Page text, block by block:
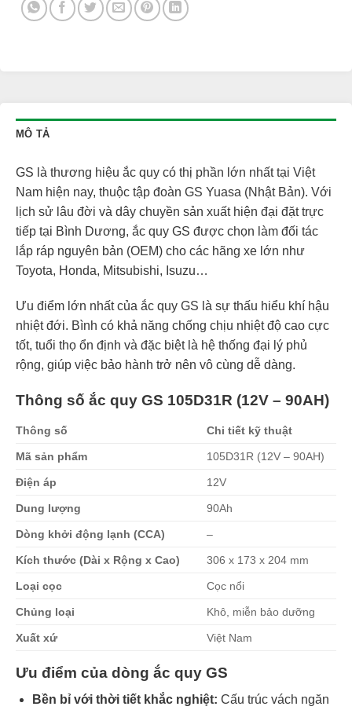
MÔ TẢ
GS là thương hiệu ắc quy có thị phần lớn nhất tại Việt
Nam hiện nay, thuộc tập đoàn GS Yuasa (Nhật Bản). Với
lịch sử lâu đời và dây chuyền sản xuất hiện đại đặt trực
tiếp tại Bình Dương, ắc quy GS được chọn làm đối tác
lắp ráp nguyên bản (OEM) cho các hãng xe lớn như
Toyota, Honda, Mitsubishi, Isuzu…
Ưu điểm lớn nhất của ắc quy GS là sự thấu hiểu khí hậu
nhiệt đới. Bình có khả năng chống chịu nhiệt độ cao cực
tốt, tuổi thọ ổn định và đặc biệt là hệ thống đại lý phủ
rộng, giúp việc bảo hành trở nên vô cùng dễ dàng.
Thông số ắc quy GS 105D31R (12V – 90AH)
Thông số Chi tiết kỹ thuật
Mã sản phẩm 105D31R (12V – 90AH)
Điện áp 12V
Dung lượng 90Ah
Dòng khởi động lạnh (CCA) –
Kích thước (Dài x Rộng x Cao) 306 x 173 x 204 mm
Loại cọc Cọc nổi
Chủng loại Khô, miễn bảo dưỡng
Xuất xứ Việt Nam
Ưu điểm của dòng ắc quy GS
Bền bỉ với thời tiết khắc nghiệt: Cấu trúc vách ngăn